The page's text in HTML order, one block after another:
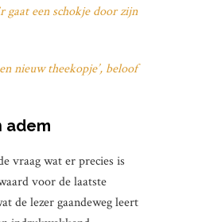
gaat een schokje door zijn
nieuw theekopje’, beloof
adem
vraag wat er precies is
voor de laatste
de lezer gaandeweg leert